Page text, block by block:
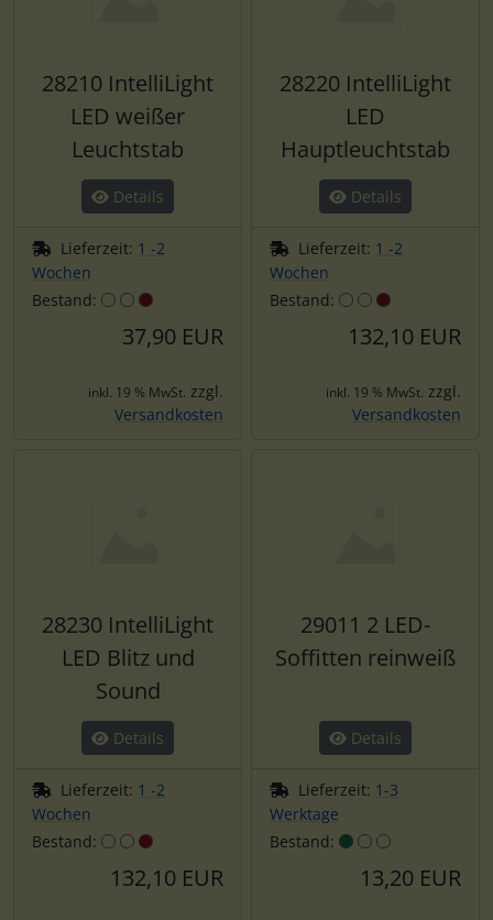
28210 IntelliLight
LED weißer
Leuchtstab
Details
Lieferzeit: 1 -2
Wochen
Bestand:
37,90 EUR
inkl. 19 % MwSt. zzgl.
Versandkosten
28220 IntelliLight
LED
Hauptleuchtstab
Details
Lieferzeit: 1 -2
Wochen
Bestand:
132,10 EUR
inkl. 19 % MwSt. zzgl.
Versandkosten
28230 IntelliLight
LED Blitz und
Sound
Details
Lieferzeit: 1 -2
Wochen
Bestand:
132,10 EUR
29011 2 LED-
Soffitten reinweiß
Details
Lieferzeit: 1-3
Werktage
Bestand:
13,20 EUR